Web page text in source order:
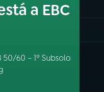
a EBC
50/60 – 1º Subsolo